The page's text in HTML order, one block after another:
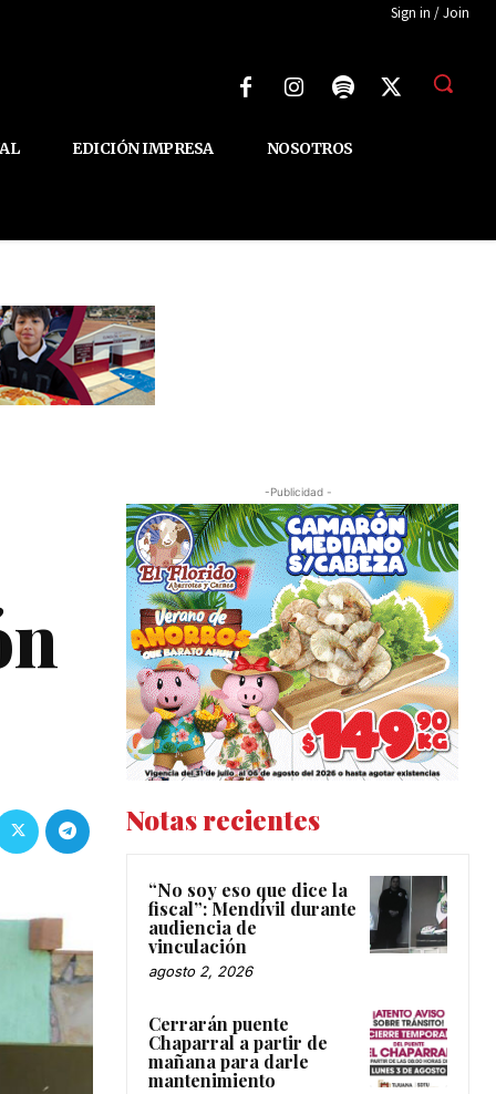
Sign in / Join
EDICIÓN IMPRESA NOSOTROS
-Publicidad -
Notas recientes
“No soy eso que dice la
fiscal”: Mendívil durante
audiencia de
vinculación
agosto 2, 2026
Cerrarán puente
Chaparral a partir de
mañana para darle
mantenimiento